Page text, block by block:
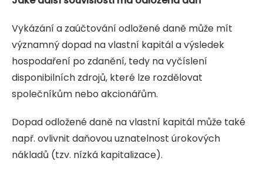
Vykázání a zaúčtování odložené daně může mít
významný dopad na vlastní kapitál a výsledek
hospodaření po zdanění, tedy na vyčíslení
disponibilních zdrojů, které lze rozdělovat
společníkům nebo akcionářům.
Dopad odložené daně na vlastní kapitál může také
např. ovlivnit daňovou uznatelnost úrokových
nákladů (tzv. nízká kapitalizace).